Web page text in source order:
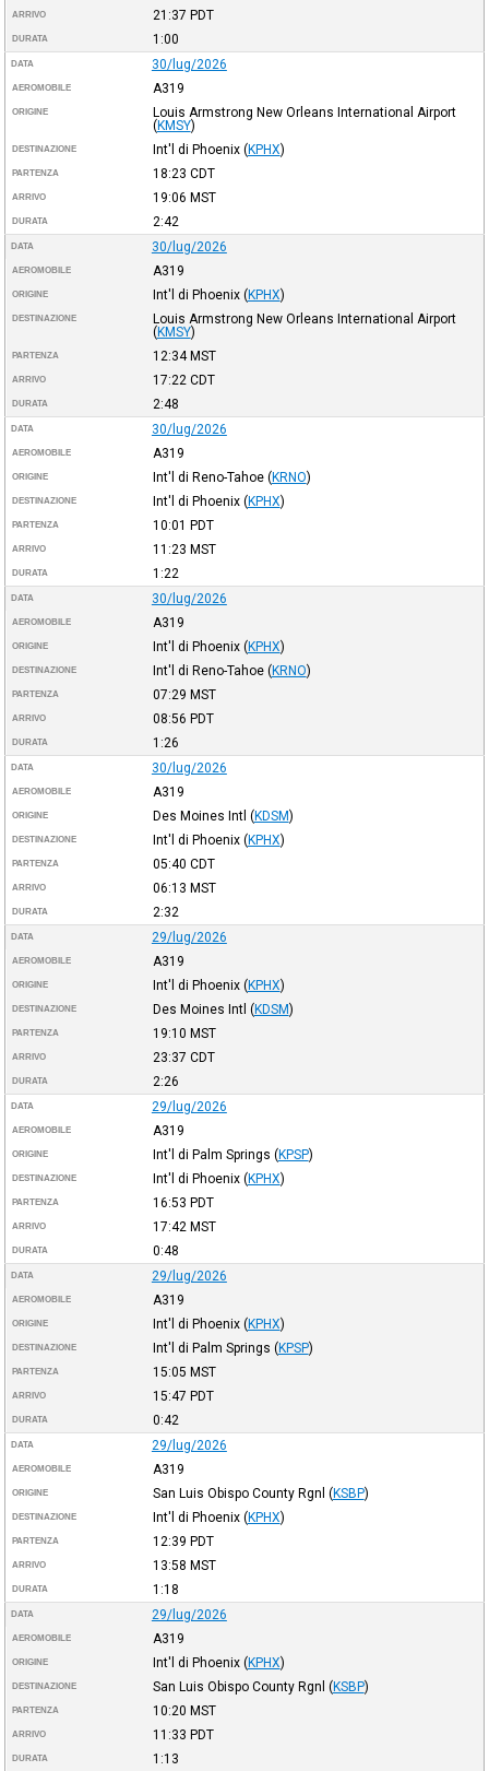
ARRIVO 21:37 PDT
DURATA 1:00
DATA 30/lug/2026
AEROMOBILE A319
ORIGINE
Louis Armstrong New Orleans International Airport
(KMSY)
DESTINAZIONE Int'l di Phoenix (KPHX)
PARTENZA 18:23 CDT
ARRIVO 19:06 MST
DURATA 2:42
DATA 30/lug/2026
AEROMOBILE A319
ORIGINE Int'l di Phoenix (KPHX)
DESTINAZIONE
Louis Armstrong New Orleans International Airport
(KMSY)
PARTENZA 12:34MST
ARRIVO 17:22 CDT
DURATA 2:48
DATA 30/lug/2026
AEROMOBILE A319
ORIGINE Int'l di Reno-Tahoe (KRNO)
DESTINAZIONE Int'l di Phoenix (KPHX)
PARTENZA 10:01 PDT
ARRIVO 11:23 MST
DURATA 1:22
DATA 30/lug/2026
AEROMOBILE A319
ORIGINE Int'l di Phoenix (KPHX)
DESTINAZIONE Int'l di Reno-Tahoe (KRNO)
PARTENZA 07:29 MST
ARRIVO 08:56 PDT
DURATA 1:26
DATA 30/lug/2026
AEROMOBILE A319
ORIGINE Des Moines Intl (KDSM)
DESTINAZIONE Int'l di Phoenix (KPHX)
PARTENZA 05:40 CDT
ARRIVO 06:13 MST
DURATA 2:32
DATA 29/lug/2026
AEROMOBILE A319
ORIGINE Int'l di Phoenix (KPHX)
DESTINAZIONE Des Moines Intl (KDSM)
PARTENZA 19:10 MST
ARRIVO 23:37 CDT
DURATA 2:26
DATA 29/lug/2026
AEROMOBILE A319
ORIGINE Int'l di Palm Springs (KPSP)
DESTINAZIONE Int'l di Phoenix (KPHX)
PARTENZA 16:53 PDT
ARRIVO 17:42 MST
DURATA 0:48
DATA 29/lug/2026
AEROMOBILE A319
ORIGINE Int'l di Phoenix (KPHX)
DESTINAZIONE Int'l di Palm Springs (KPSP)
PARTENZA 15:05 MST
ARRIVO 15:47 PDT
DURATA 0:42
DATA 29/lug/2026
AEROMOBILE A319
ORIGINE San Luis Obispo County Rgnl (KSBP)
DESTINAZIONE Int'l di Phoenix (KPHX)
PARTENZA 12:39 PDT
ARRIVO 13:58 MST
DURATA 1:18
DATA 29/lug/2026
AEROMOBILE A319
ORIGINE Int'l di Phoenix (KPHX)
DESTINAZIONE San Luis Obispo County Rgnl (KSBP)
PARTENZA 10:20 MST
ARRIVO 11:33 PDT
DURATA 1:13